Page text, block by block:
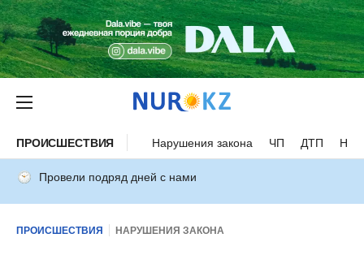
ПРОИСШЕСТВИЯ Нарушения закона ЧП ДТП
Провели подряд дней с нами
ПРОИСШЕСТВИЯ НАРУШЕНИЯ ЗАКОНА